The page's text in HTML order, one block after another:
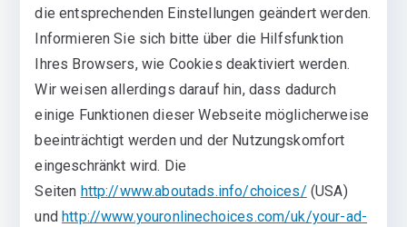
die entsprechenden Einstellungen geändert werden.
Informieren Sie sich bitte über die Hilfsfunktion
Ihres Browsers, wie Cookies deaktiviert werden.
Wir weisen allerdings darauf hin, dass dadurch
einige Funktionen dieser Webseite möglicherweise
beeinträchtigt werden und der Nutzungskomfort
eingeschränkt wird. Die
Seiten http://www.aboutads.info/choices/ (USA)
und http://www.youronlinechoices.com/uk/your-ad-